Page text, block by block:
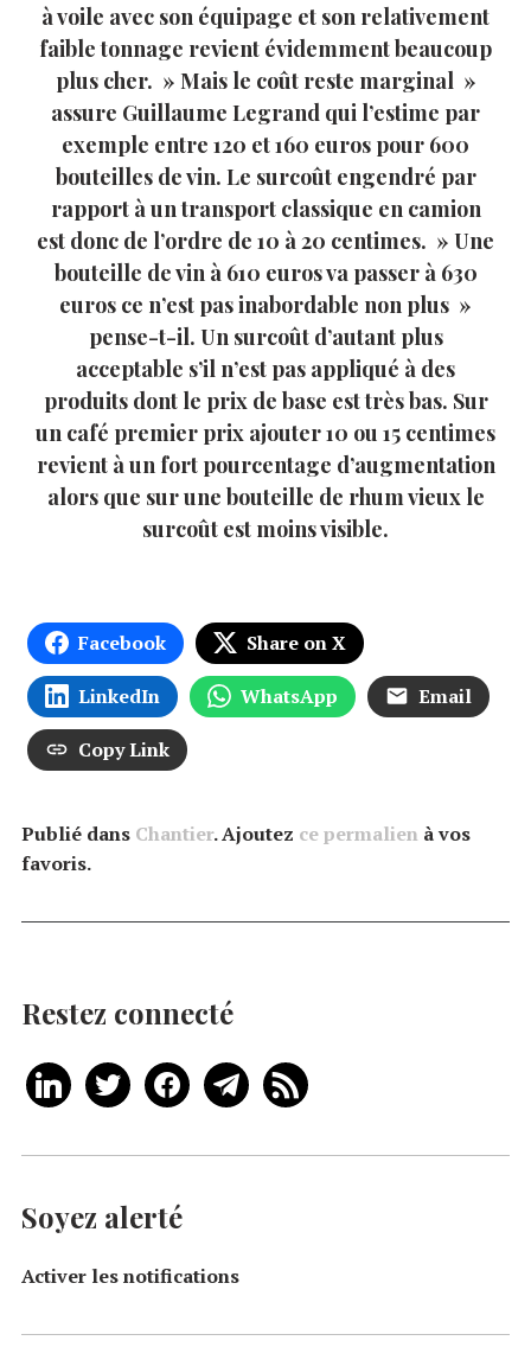
à voile avec son équipage et son relativement
faible tonnage revient évidemment beaucoup
plus cher. » Mais le coût reste marginal »
assure Guillaume Legrand qui l’estime par
exemple entre 120 et 160 euros pour 600
bouteilles de vin. Le surcoût engendré par
rapport à un transport classique en camion
est donc de l’ordre de 10 à 20 centimes. » Une
bouteille de vin à 610 euros va passer à 630
euros ce n’est pas inabordable non plus »
pense-t-il. Un surcoût d’autant plus
acceptable s’il n’est pas appliqué à des
produits dont le prix de base est très bas. Sur
un café premier prix ajouter 10 ou 15 centimes
revient à un fort pourcentage d’augmentation
alors que sur une bouteille de rhum vieux le
surcoût est moins visible.
Facebook Share on X
LinkedIn WhatsApp Email
Copy Link
Publié dans Chantier. Ajoutez ce permalien à vos
favoris.
Restez connecté
Soyez alerté
Activer les notifications